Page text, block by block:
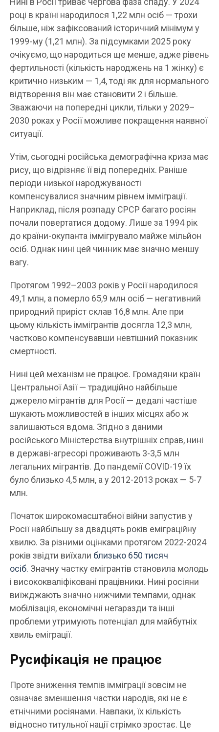
році в країні народилося 1,22 млн осіб — трохи
більше, ніж зафіксований історичний мінімум у
1999-му (1,21 млн). За підсумками 2025 року
очікуємо, що народиться ще менше, адже рівень
фертильності (кількість народжень на 1 жінку) є
критично низьким — 1,4, тоді як для нормального
відтворення він має становити 2 і більше.
Зважаючи на попередні цикли, тільки у 2029–
2030 роках у Росії можливе покращення наявної
ситуації.
Утім, сьогодні російська демографічна криза має
рису, що відрізняє її від попередніх. Раніше
періоди низької народжуваності
компенсувалися значним рівнем імміграції.
Наприклад, після розпаду СРСР багато росіян
почали повертатися додому. Лише за 1994 рік
до країни-окупанта іммігрувало майже мільйон
осіб. Однак нині цей чинник має значно меншу
вагу.
Протягом 1992–2003 років у Росії народилося
49,1 млн, а померло 65,9 млн осіб — негативний
природний приріст склав 16,8 млн. Але при
цьому кількість іммігрантів досягла 12,3 млн,
частково компенсувавши невтішний показник
смертності.
Нині цей механізм не працює. Громадяни країн
Центральної Азії — традиційно найбільше
джерело мігрантів для Росії — дедалі частіше
шукають можливостей в інших місцях або ж
залишаються вдома. Згідно з даними
російського Міністерства внутрішніх справ, нині
в державі-агресорі проживають 3-3,5 млн
легальних мігрантів. До пандемії COVID-19 їх
було близько 4,5 млн, а у 2012-2013 роках — 5-7
млн.
Початок широкомасштабної війни запустив у
Росії найбільшу за двадцять років еміграційну
хвилю. За різними оцінками протягом 2022-2024
років звідти виїхали близько 650 тисяч
осіб. Значну частку емігрантів становила молодь
і висококваліфіковані працівники. Нині росіяни
виїжджають значно нижчими темпами, однак
мобілізація, економічні негаразди та інші
проблеми утримують потенціал для майбутніх
хвиль еміграції.
Русифікація не працює
Проте зниження темпів імміграції зовсім не
означає зменшення частки народів, які не є
етнічними росіянами. Навпаки, їх кількість
відносно титульної нації стрімко зростає. Це